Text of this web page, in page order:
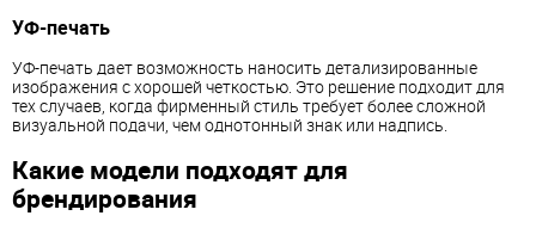
УФ-печать
УФ-печать дает возможность наносить детализированные
изображения с хорошей четкостью. Это решение подходит для
тех случаев, когда фирменный стиль требует более сложной
визуальной подачи, чем однотонный знак или надпись.
Какие модели подходят для
брендирования